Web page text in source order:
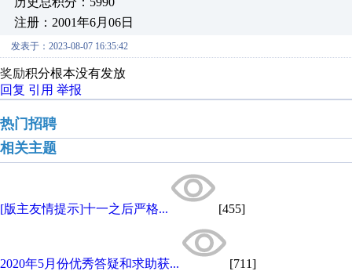
注册：2001年6月06日
发表于：2023-08-07 16:35:42
奖励积分根本没有发放
回复 引用 举报
热门招聘
相关主题
[版主友情提示]十一之后严格... [455]
2020年5月份优秀答疑和求助获... [711]